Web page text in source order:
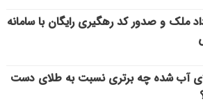
ملک و صدور کد رهگیری رایگان با سامانه
آب شده چه برتری نسبت به طلای دست